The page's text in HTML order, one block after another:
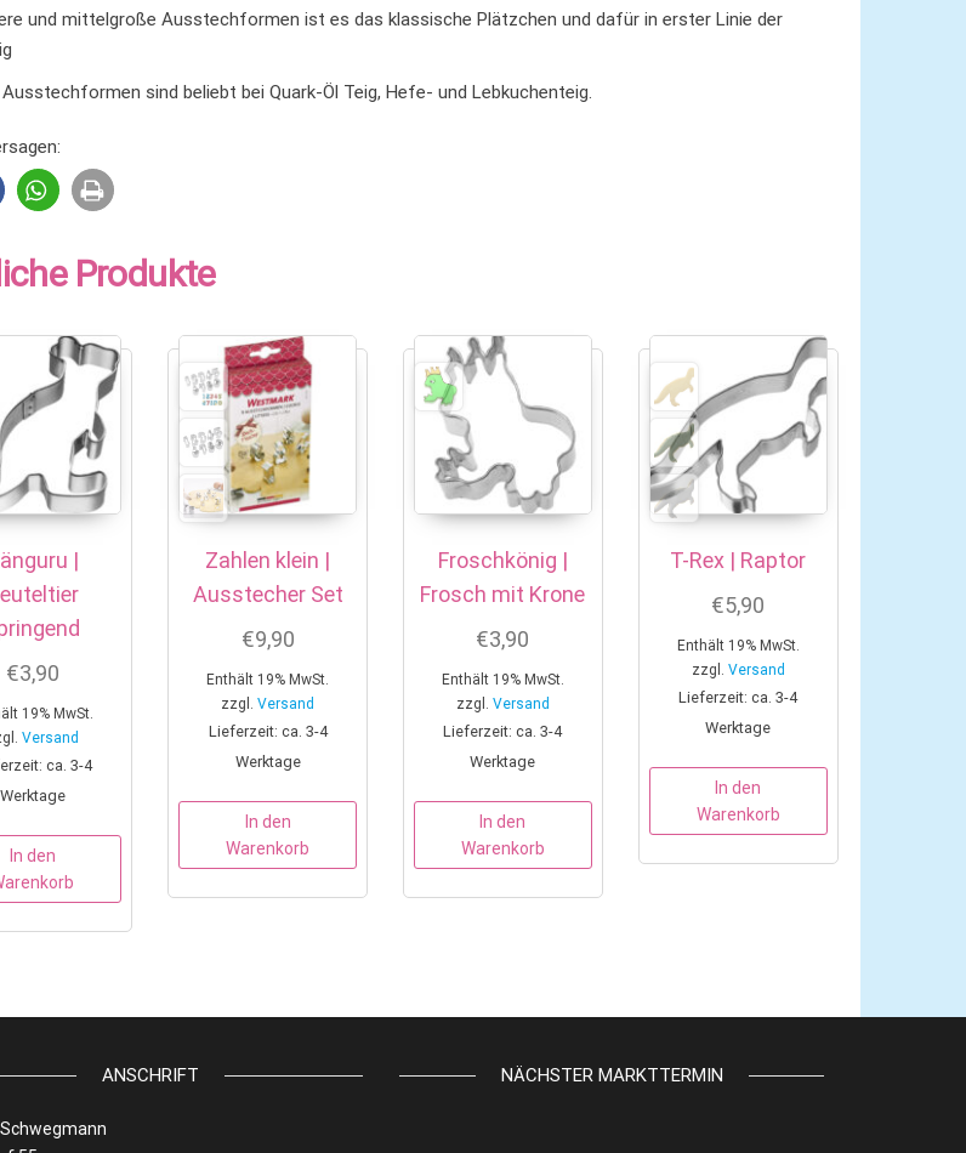
und mittelgroße Ausstechformen ist es das klassische Plätzchen und dafür in erster Linie der
sind beliebt bei Quark-Öl Teig, Hefe- und Lebkuchenteig.
Produkte
|
€3,90
19% MwSt.
Versand
ca. 3-4
Werktage
In den
Zahlen klein |
Ausstecher Set
€9,90
Enthält 19% MwSt.
zzgl.Versand
Lieferzeit: ca. 3-4
Werktage
In den
Warenkorb
Froschkönig |
Frosch mit Krone
€3,90
Enthält 19% MwSt.
zzgl. Versand
Lieferzeit: ca. 3-4
Werktage
In den
Warenkorb
T-Rex | Raptor
€5,90
Enthält 19% MwSt.
zzgl. Versand
Lieferzeit: ca. 3-4
Werktage
In den
Warenkorb
ANSCHRIFT NÄCHSTER MARKTTERMIN